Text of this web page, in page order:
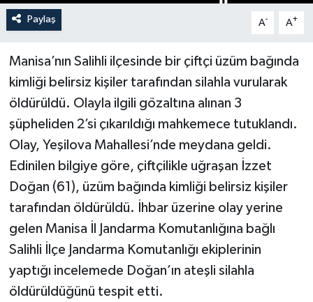
Paylaş A- A+
Manisa’nın Salihli ilçesinde bir çiftçi üzüm bağında
kimliği belirsiz kişiler tarafından silahla vurularak
öldürüldü. Olayla ilgili gözaltına alınan 3
şüpheliden 2’si çıkarıldığı mahkemece tutuklandı.
Olay, Yeşilova Mahallesi’nde meydana geldi.
Edinilen bilgiye göre, çiftçilikle uğraşan İzzet
Doğan (61), üzüm bağında kimliği belirsiz kişiler
tarafından öldürüldü. İhbar üzerine olay yerine
gelen Manisa İl Jandarma Komutanlığına bağlı
Salihli İlçe Jandarma Komutanlığı ekiplerinin
yaptığı incelemede Doğan’ın ateşli silahla
öldürüldüğünü tespit etti.